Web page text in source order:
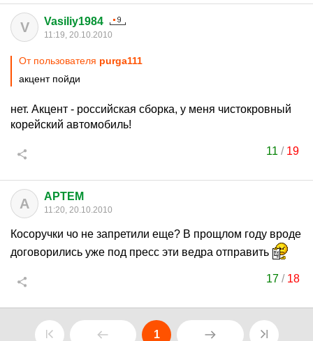
V Vasiliy1984
11:19, 20.10.2010
От пользователя purga111
акцент пойди
нет. Акцент - российская сборка, у меня чистокровный
корейский автомобиль!
11 / 19
A APTEM
11:20, 20.10.2010
Косоручки чо не запретили еще? В прощлом году вроде
договорились уже под пресс эти ведра отправить
17/ 18
1